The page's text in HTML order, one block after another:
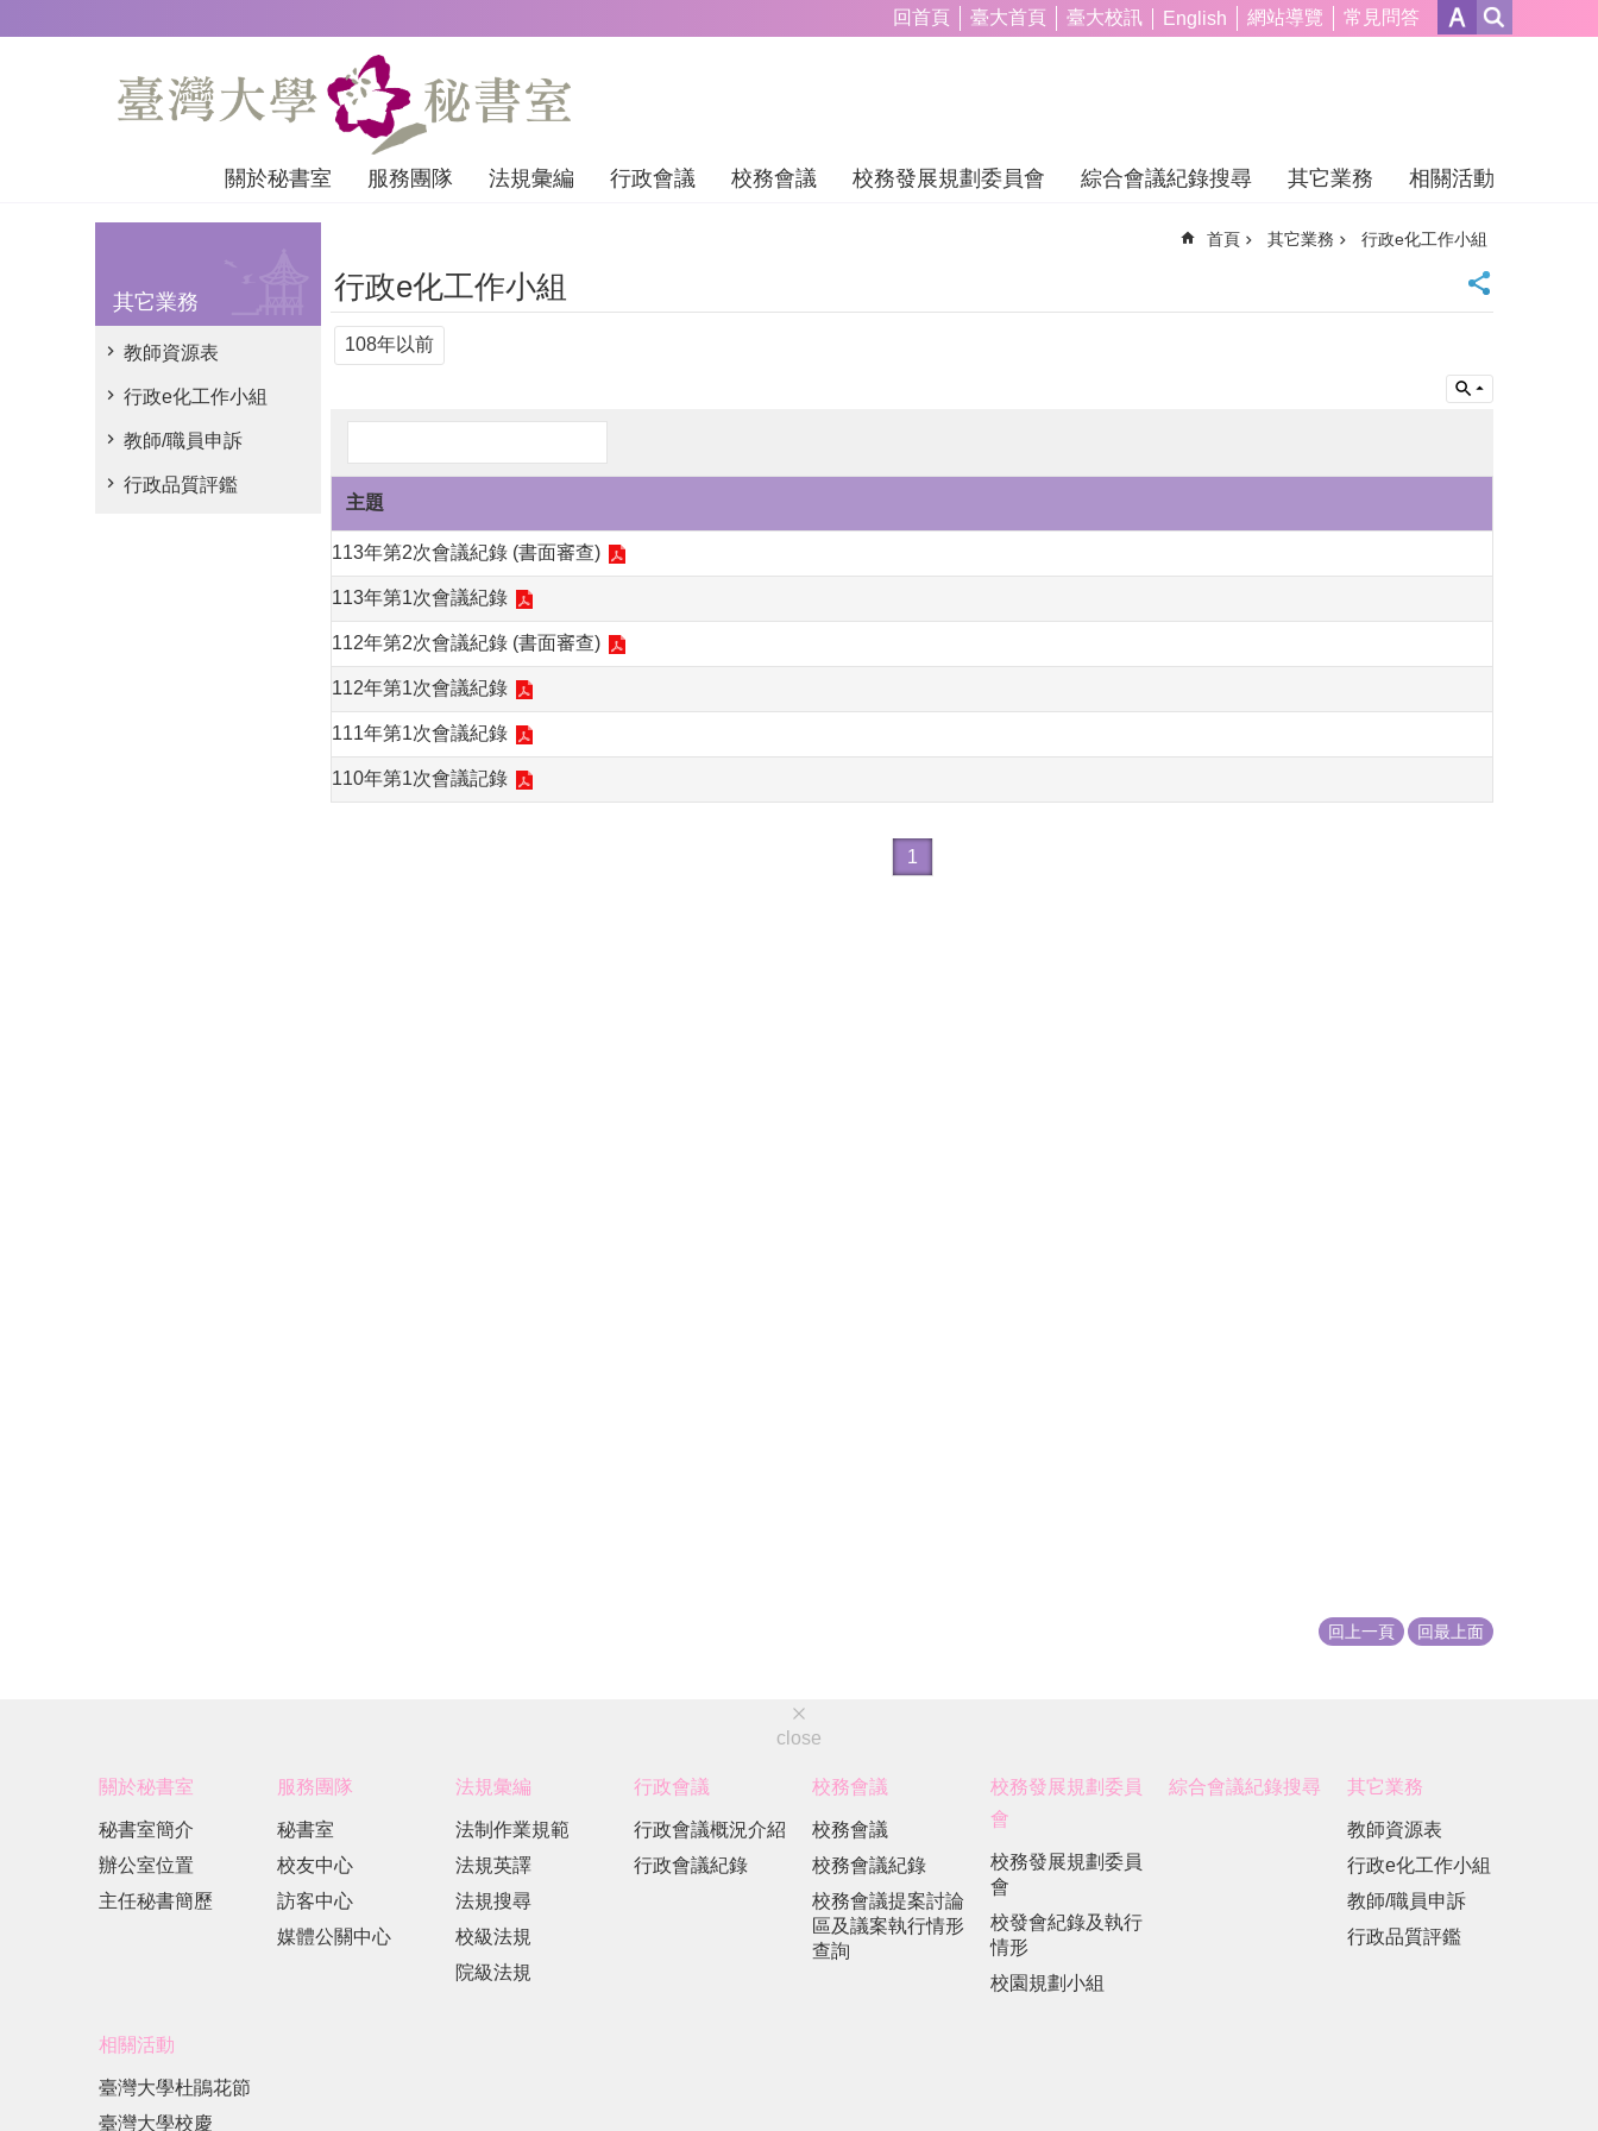
回首頁 臺大首頁 臺大校訊 English 網站導覽 常見問答
關於秘書室 服務團隊 法規彙編 行政會議 校務會議 校務發展規劃委員會 綜合會議紀錄搜尋 其它業務 相關活動
其它業務
教師資源表
行政e化工作小組
教師/職員申訴
行政品質評鑑
首頁 其它業務 行政e化工作小組
行政e化工作小組
108年以前
主題
113年第2次會議紀錄 (書面審查)
113年第1次會議紀錄
112年第2次會議紀錄 (書面審查)
112年第1次會議紀錄
111年第1次會議紀錄
110年第1次會議記錄
1
回上一頁 回最上面
close
關於秘書室
秘書室簡介
辦公室位置
主任秘書簡歷
服務團隊
秘書室
校友中心
訪客中心
媒體公關中心
法規彙編
法制作業規範
法規英譯
法規搜尋
校級法規
院級法規
行政會議
行政會議概況介紹
行政會議紀錄
校務會議
校務會議
校務會議紀錄
校務會議提案討論
區及議案執行情形
查詢
校務發展規劃委員
會
校務發展規劃委員
會
校發會紀錄及執行
情形
校園規劃小組
綜合會議紀錄搜尋 其它業務
教師資源表
行政e化工作小組
教師/職員申訴
行政品質評鑑
相關活動
臺灣大學杜鵑花節
臺灣大學校慶